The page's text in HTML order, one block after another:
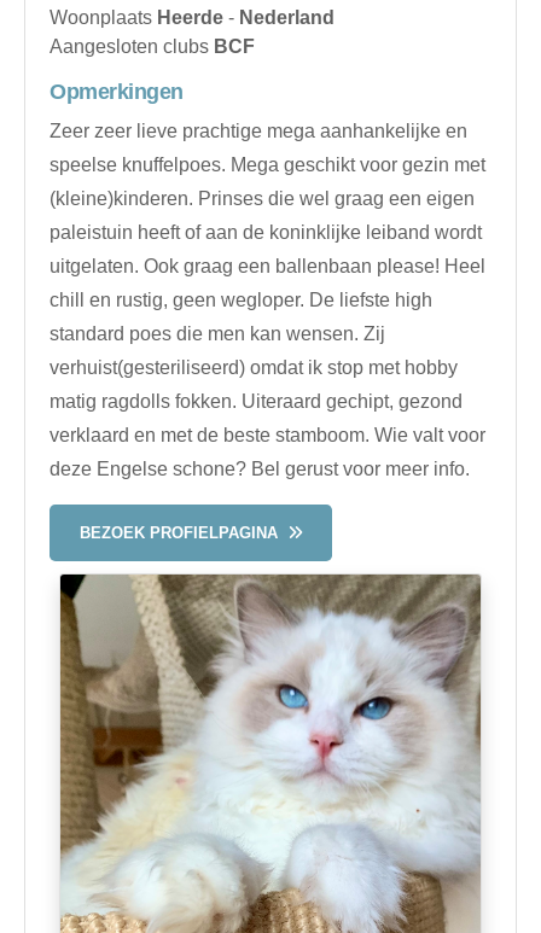
Woonplaats Heerde - Nederland
Aangesloten clubs BCF
Opmerkingen
Zeer zeer lieve prachtige mega aanhankelijke en
speelse knuffelpoes. Mega geschikt voor gezin met
(kleine)kinderen. Prinses die wel graag een eigen
paleistuin heeft of aan de koninklijke leiband wordt
uitgelaten. Ook graag een ballenbaan please! Heel
chill en rustig, geen wegloper. De liefste high
standard poes die men kan wensen. Zij
verhuist(gesteriliseerd) omdat ik stop met hobby
matig ragdolls fokken. Uiteraard gechipt, gezond
verklaard en met de beste stamboom. Wie valt voor
deze Engelse schone? Bel gerust voor meer info.
BEZOEK PROFIELPAGINA